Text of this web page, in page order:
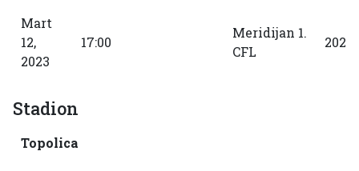
Mart
12,
2023
17:00
Meridijan 1.
CFL
Stadion
Topolica